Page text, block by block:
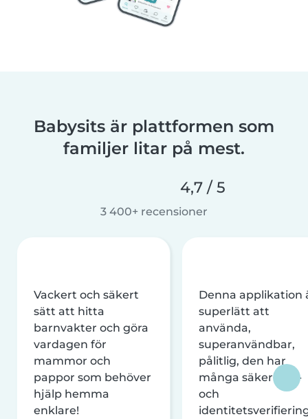
Babysits är plattformen som
familjer litar på mest.
4,7 / 5
3 400+ recensioner
Vackert och säkert
sätt att hitta
barnvakter och göra
vardagen för
mammor och
pappor som behöver
hjälp hemma
enklare!
Denna applikation
superlätt att
använda,
superanvändbar,
pålitlig, den har
många säkerhets-
och